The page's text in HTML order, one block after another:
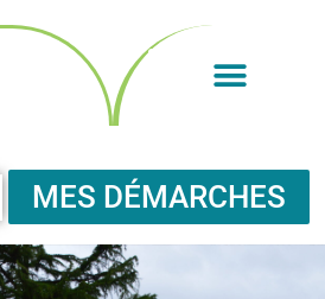
MES DÉMARCHES